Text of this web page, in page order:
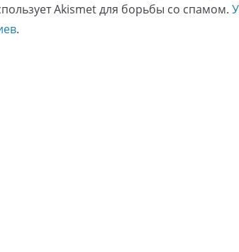
Akismet для борьбы со спамом.
.